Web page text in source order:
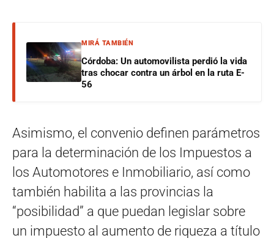
MIRÁ TAMBIÉN
Córdoba: Un automovilista perdió la vida
tras chocar contra un árbol en la ruta E-
56
Asimismo, el convenio definen parámetros
para la determinación de los Impuestos a
los Automotores e Inmobiliario, así como
también habilita a las provincias la
“posibilidad” a que puedan legislar sobre
un impuesto al aumento de riqueza a título